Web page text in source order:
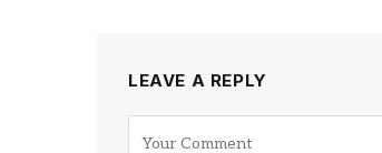
LEAVE A REPLY